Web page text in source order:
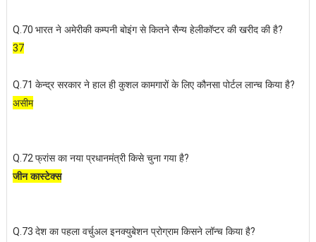
Q.70 भारत ने अमेरीकी कम्पनी बोइंग से कितने सैन्य हेलीकॉप्टर की खरीद की है?
37
Q.71 केन्द्र सरकार ने हाल ही कुशल कामगारों के लिए कौनसा पोर्टल लान्च किया है?
असीम
Q.72 फ्रांस का नया प्रधानमंत्री किसे चुना गया है?
जीन कास्टेक्स
Q.73 देश का पहला वर्चुअल इनक्युबेशन प्रोग्राम किसने लॉन्च किया है?